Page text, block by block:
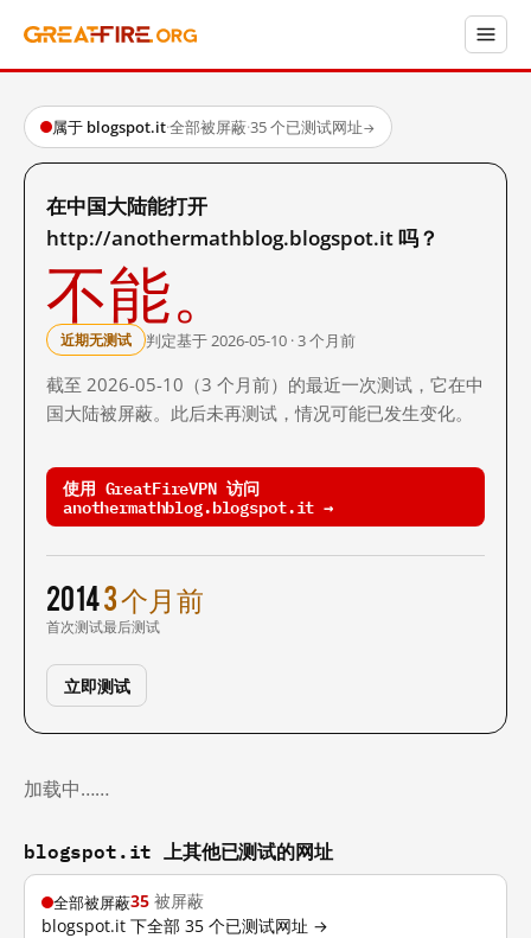
属于 blogspot.it·全部被屏蔽·35 个已测试网址→
在中国大陆能打开
http://anothermathblog.blogspot.it 吗？
不能。
近期无测试 判定基于 2026-05-10 · 3 个月前
截至 2026-05-10（3 个月前）的最近一次测试，它在中
国大陆被屏蔽。此后未再测试，情况可能已发生变化。
使用 GreatFireVPN 访问
anothermathblog.blogspot.it →
2014
首次测试
3 个月前
最后测试
立即测试
加载中……
blogspot.it 上其他已测试的网址
全部被屏蔽35 被屏蔽
blogspot.it 下全部 35 个已测试网址 →